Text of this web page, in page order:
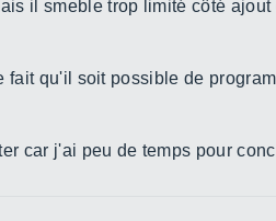
il smeble trop limité côté
fait qu'il soit possible de
car j'ai peu de temps pour